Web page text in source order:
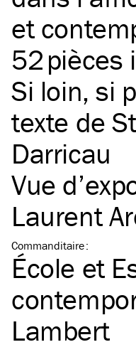
et
52 pièces
Si loin, si
texte de
Darricau
Vue
Laurent
Commanditaire:
École et
Lambert